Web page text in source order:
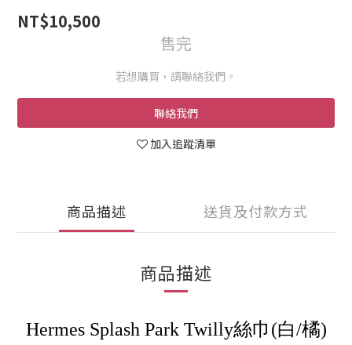
NT$10,500
售完
若想購買，請聯絡我們。
聯絡我們
加入追蹤清單
商品描述 送貨及付款方式
商品描述
Hermes Splash Park Twilly絲巾(白/橘)